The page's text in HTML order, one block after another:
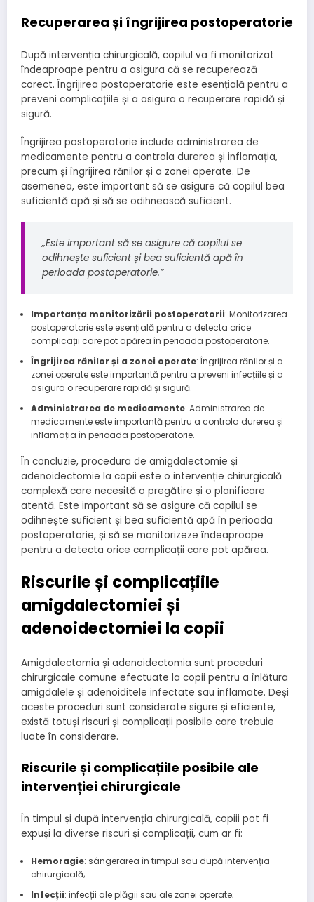
Recuperarea și îngrijirea postoperatorie
După intervenția chirurgicală, copilul va fi monitorizat
îndeaproape pentru a asigura că se recuperează
corect. Îngrijirea postoperatorie este esențială pentru a
preveni complicațiile și a asigura o recuperare rapidă și
sigură.
Îngrijirea postoperatorie include administrarea de
medicamente pentru a controla durerea și inflamația,
precum și îngrijirea rănilor și a zonei operate. De
asemenea, este important să se asigure că copilul bea
suficientă apă și să se odihnească suficient.
„Este important să se asigure că copilul se
odihnește suficient și bea suficientă apă în
perioada postoperatorie.”
Importanța monitorizării postoperatorii: Monitorizarea
postoperatorie este esențială pentru a detecta orice
complicații care pot apărea în perioada postoperatorie.
Îngrijirea rănilor și a zonei operate: Îngrijirea rănilor și a
zonei operate este importantă pentru a preveni infecțiile și a
asigura o recuperare rapidă și sigură.
Administrarea de medicamente: Administrarea de
medicamente este importantă pentru a controla durerea și
inflamația în perioada postoperatorie.
În concluzie, procedura de amigdalectomie și
adenoidectomie la copii este o intervenție chirurgicală
complexă care necesită o pregătire și o planificare
atentă. Este important să se asigure că copilul se
odihnește suficient și bea suficientă apă în perioada
postoperatorie, și să se monitorizeze îndeaproape
pentru a detecta orice complicații care pot apărea.
Riscurile și complicațiile
amigdalectomiei și
adenoidectomiei la copii
Amigdalectomia și adenoidectomia sunt proceduri
chirurgicale comune efectuate la copii pentru a înlătura
amigdalele și adenoiditele infectate sau inflamate. Deși
aceste proceduri sunt considerate sigure și eficiente,
există totuși riscuri și complicații posibile care trebuie
luate în considerare.
Riscurile și complicațiile posibile ale
intervenției chirurgicale
În timpul și după intervenția chirurgicală, copiii pot fi
expuși la diverse riscuri și complicații, cum ar fi:
Hemoragie: sângerarea în timpul sau după intervenția
chirurgicală;
Infecții: infecții ale plăgii sau ale zonei operate;